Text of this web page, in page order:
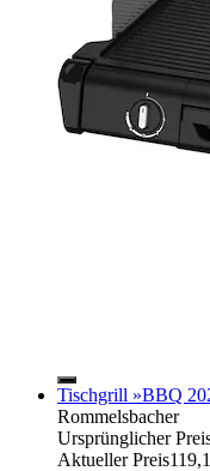
Tischgrill »BBQ
Rommelsbacher
Ursprünglicher
Aktueller Preis